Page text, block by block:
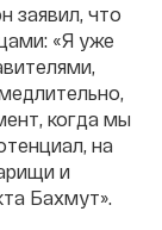
заявил, что
«Я уже
когда мы
на
и
Бахмут».